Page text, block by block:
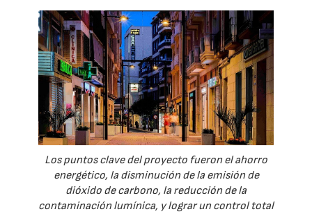
Los puntos clave del proyecto fueron el ahorro
energético, la disminución de la emisión de
dióxido de carbono, la reducción de la
contaminación lumínica, y lograr un control total